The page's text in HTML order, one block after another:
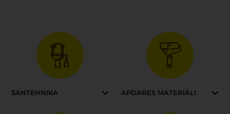
SANTEHNIKA APDARES MATERIĀLI